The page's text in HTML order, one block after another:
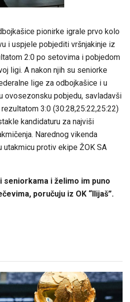
pionirke igrale prvo kolo
i uspjele pobjediti vršnjakinje iz
2:0 po setovima i pobjedom
ligi. A nakon njih su seniorke
lige za odbojkašice i u
ovosezonsku pobjedu, savladavši
rezultatom 3:0 (30:28,25:22,25:22)
kandidaturu za najviši
Narednog vikenda
utakmicu protiv ekipe ŽOK SA
i želimo im puno
poručuju iz OK “Ilijaš”.